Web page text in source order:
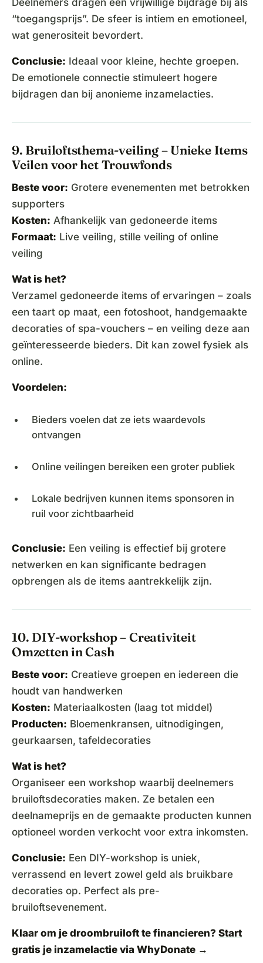
“toegangsprijs”. De sfeer is intiem en emotioneel,
wat generositeit bevordert.
Conclusie: Ideaal voor kleine, hechte groepen.
De emotionele connectie stimuleert hogere
bijdragen dan bij anonieme inzamelacties.
9. Bruiloftsthema-veiling – Unieke Items
Veilen voor het Trouwfonds
Beste voor: Grotere evenementen met betrokken
supporters
Kosten: Afhankelijk van gedoneerde items
Formaat: Live veiling, stille veiling of online
veiling
Wat is het?
Verzamel gedoneerde items of ervaringen – zoals
een taart op maat, een fotoshoot, handgemaakte
decoraties of spa-vouchers – en veiling deze aan
geïnteresseerde bieders. Dit kan zowel fysiek als
online.
Voordelen:
Bieders voelen dat ze iets waardevols
ontvangen
Online veilingen bereiken een groter publiek
Lokale bedrijven kunnen items sponsoren in
ruil voor zichtbaarheid
Conclusie: Een veiling is effectief bij grotere
netwerken en kan significante bedragen
opbrengen als de items aantrekkelijk zijn.
10. DIY-workshop – Creativiteit
Omzetten in Cash
Beste voor: Creatieve groepen en iedereen die
houdt van handwerken
Kosten: Materiaalkosten (laag tot middel)
Producten: Bloemenkransen, uitnodigingen,
geurkaarsen, tafeldecoraties
Wat is het?
Organiseer een workshop waarbij deelnemers
bruiloftsdecoraties maken. Ze betalen een
deelnameprijs en de gemaakte producten kunnen
optioneel worden verkocht voor extra inkomsten.
Conclusie: Een DIY-workshop is uniek,
verrassend en levert zowel geld als bruikbare
decoraties op. Perfect als pre-
bruiloftsevenement.
Klaar om je droombruiloft te financieren? Start
gratis je inzamelactie via WhyDonate →